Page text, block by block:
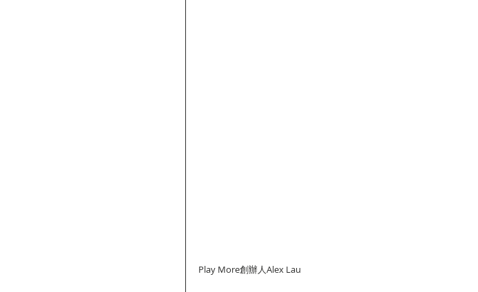
Play More創辦人Alex Lau